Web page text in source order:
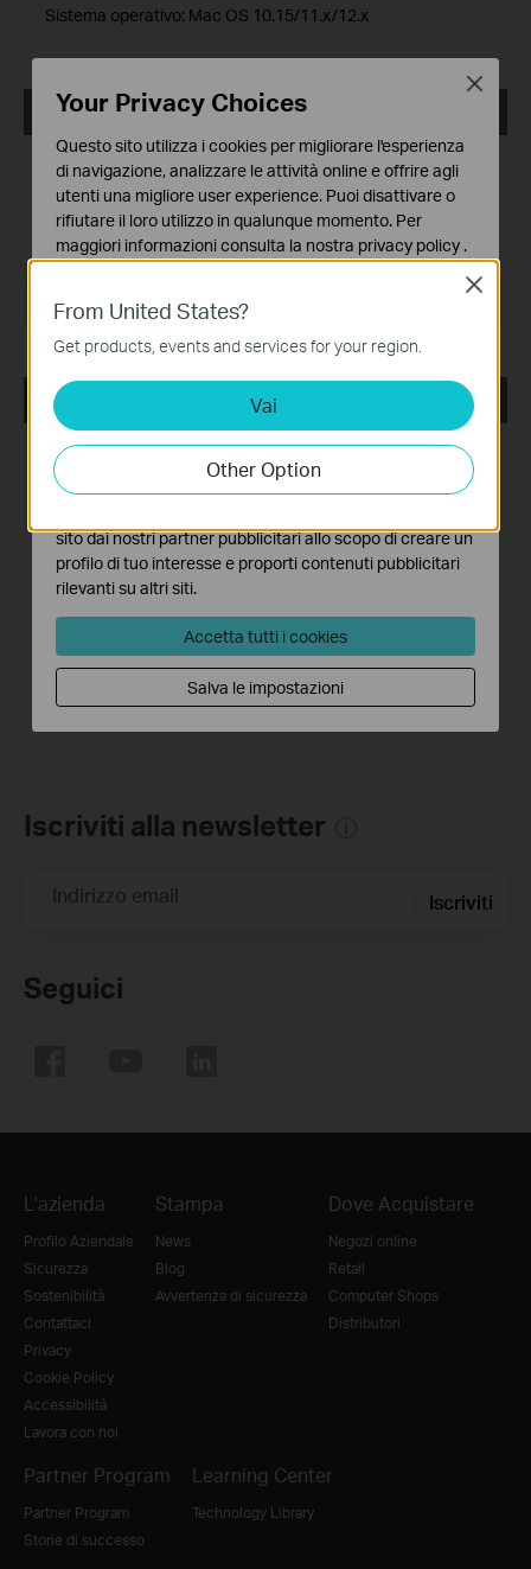
Sistema operativo: Mac OS 10.15/11.x/12.x
USB_Printer_Controller_Utility_Mac
Data di pubblicazione:2018-10-29
Lingua: English
Dimensioni file:2.53 MB
Sistema operativo: Mac OS 10.9-10.14
TD-W9980_V1_USB Printer Controller_Utility
Data di pubblicazione:2015-07-01
Lingua:English
Dimensioni file:15.03 MB
Sistema operativo: Win2000/XP/Vista/7/8/8.1/10
For TD-W9980_V1
Iscriviti alla newsletter
Indirizzo email Iscriviti
Seguici
L'azienda
Profilo Aziendale
Sicurezza
Sostenibilità
Contattaci
Privacy
Cookie Policy
Accessibilità
Lavora con noi
Stampa
News
Blog
Avvertenza di sicurezza
Dove Acquistare
Negozi online
Retail
Computer Shops
Distributori
Partner Program
Partner Program
Storie di successo
Learning Center
Technology Library
From United States?
Get products, events and services for your region.
Vai
Other Option
Close
Your Privacy Choices
Questo sito utilizza i cookies per migliorare l'esperienza
di navigazione, analizzare le attività online e offrire agli
utenti una migliore user experience. Puoi disattivare o
rifiutare il loro utilizzo in qualunque momento. Per
maggiori informazioni consulta la nostra privacy policy .
Questi cookies sono necessari per il corretto
funzionamento del sito e non possono essere disattivati
nel tuo sistema.
Analytics e Marketing Cookies
I cookies analitici ci permettono di analizzare le tue
attività sul nostro sito allo scopo di migliorarne le
funzionalità.
sito dai nostri partner pubblicitari allo scopo di creare un
profilo di tuo interesse e proporti contenuti pubblicitari
rilevanti su altri siti.
Accetta tutti i cookies
Salva le impostazioni
Close